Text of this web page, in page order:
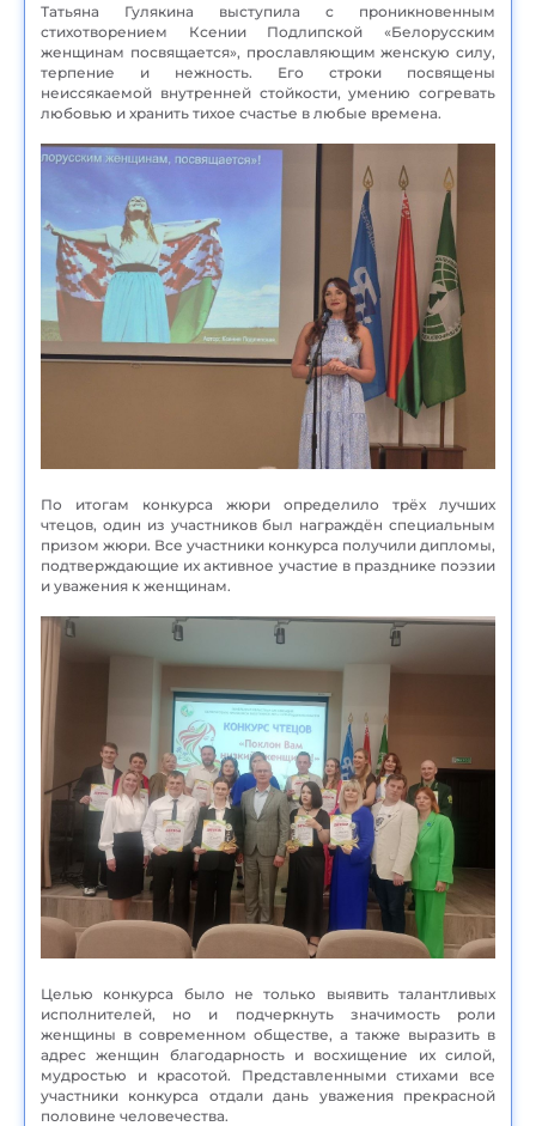
Татьяна Гулякина выступила с проникновенным
стихотворением Ксении Подлипской «Белорусским
женщинам посвящается», прославляющим женскую силу,
терпение и нежность. Его строки посвящены
неиссякаемой внутренней стойкости, умению согревать
любовью и хранить тихое счастье в любые времена.
По итогам конкурса жюри определило трёх лучших
чтецов, один из участников был награждён специальным
призом жюри. Все участники конкурса получили дипломы,
подтверждающие их активное участие в празднике поэзии
и уважения к женщинам.
Целью конкурса было не только выявить талантливых
исполнителей, но и подчеркнуть значимость роли
женщины в современном обществе, а также выразить в
адрес женщин благодарность и восхищение их силой,
мудростью и красотой. Представленными стихами все
участники конкурса отдали дань уважения прекрасной
половине человечества.